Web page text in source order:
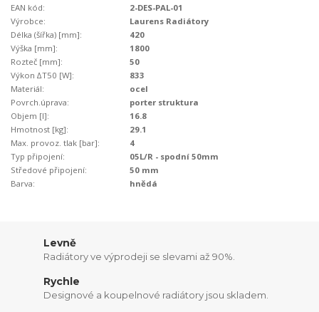
EAN kód:
2-DES-PAL-01
Výrobce:
Laurens Radiátory
Délka (šířka) [mm]:
420
Výška [mm]:
1800
Rozteč [mm]:
50
Výkon ∆T50 [W]:
833
Materiál:
ocel
Povrch.úprava:
porter struktura
Objem [l]:
16.8
Hmotnost [kg]:
29.1
Max. provoz. tlak [bar]:
4
Typ připojení:
05L/R - spodní 50mm
Středové připojení:
50 mm
Barva:
hnědá
Levně
Radiátory ve výprodeji se slevami až 90%.
Rychle
Designové a koupelnové radiátory jsou skladem.